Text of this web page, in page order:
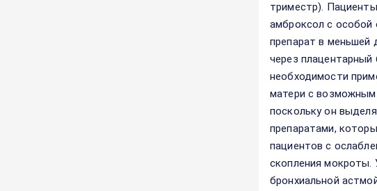
триместр).
амброксол с особой
препарат в меньшей
через плацентарный
необходимости
матери с возможным
поскольку он
препаратами,
пациентов с
скопления мокроты.
бронхиальной